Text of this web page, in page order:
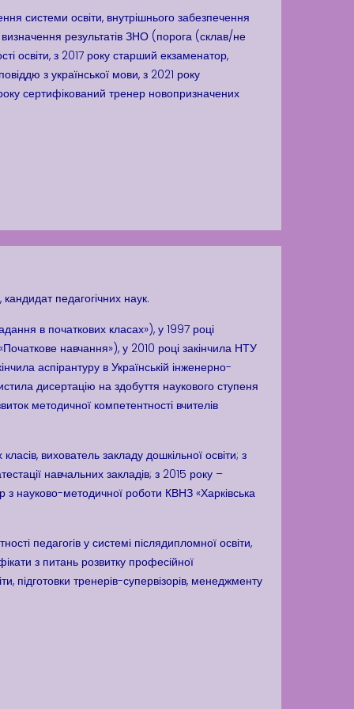
системи освіти, внутрішнього забезпечення
визначення результатів ЗНО (порога (склав/не
освіти, з 2017 року старший екзаменатор,
з української мови, з 2021 року
сертифікований тренер новопризначених
педагогічних наук.
в початкових класах»), у 1997 році
навчання»), у 2010 році закінчила НТУ
аспірантуру в Українській інженерно-
дисертацію на здобуття наукового ступеня
методичної компетентності вчителів
вихователь закладу дошкільної освіти; з
навчальних закладів; з 2015 року –
з науково-методичної роботи КВНЗ «Харківська
педагогів у системі післядипломної освіти,
з питань розвитку професійної
підготовки тренерів-супервізорів, менеджменту